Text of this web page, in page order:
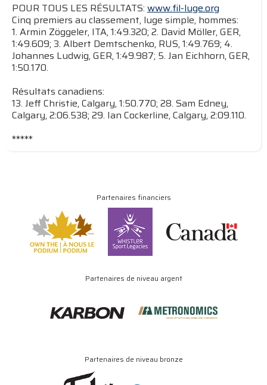
POUR TOUS LES RÉSULTATS: www.fil-luge.org
Cinq premiers au classement, luge simple, hommes:
1. Armin Zöggeler, ITA, 1:49.320; 2. David Möller, GER,
1:49.609; 3. Albert Demtschenko, RUS, 1:49.769; 4.
Johannes Ludwig, GER, 1:49.987; 5. Jan Eichhorn, GER,
1:50.170.
Résultats canadiens:
13. Jeff Christie, Calgary, 1:50.770; 28. Sam Edney,
Calgary, 2:06.538; 29. Ian Cockerline, Calgary, 2:09.110.
*****
Partenaires financiers
Partenaires de niveau argent
Partenaires de niveau bronze